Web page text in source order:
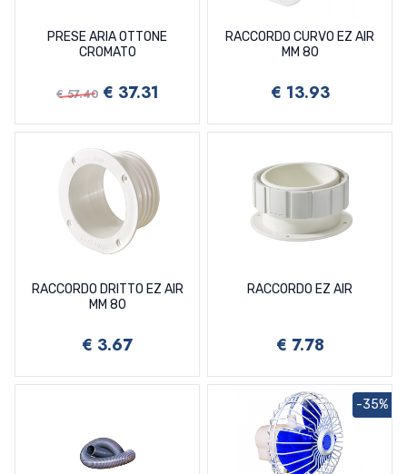
PRESE ARIA OTTONE
CROMATO
€ 57.40 € 37.31
RACCORDO CURVO EZ AIR
MM 80
€ 13.93
RACCORDO DRITTO EZ AIR
MM 80
€ 3.67
RACCORDO EZ AIR
€ 7.78
-35%